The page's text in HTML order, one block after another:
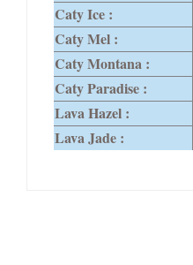
Caty Ice :
Caty Mel :
Caty Montana :
Caty Paradise :
Lava Hazel :
Lava Jade :